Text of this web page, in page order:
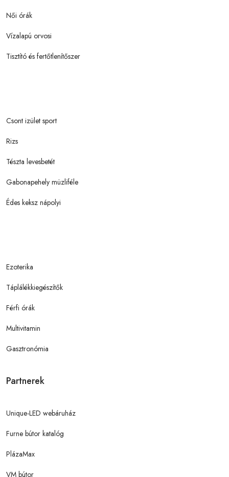
Női órák
Vízalapú orvosi
Tisztító és fertőtlenítőszer
Csont izület sport
Rizs
Tészta levesbetét
Gabonapehely müzliféle
Édes keksz nápolyi
Ezoterika
Táplálékkiegészítők
Férfi órák
Multivitamin
Gasztronómia
Partnerek
Unique-LED webáruház
Furne bútor katalóg
PlázaMax
VM bútor